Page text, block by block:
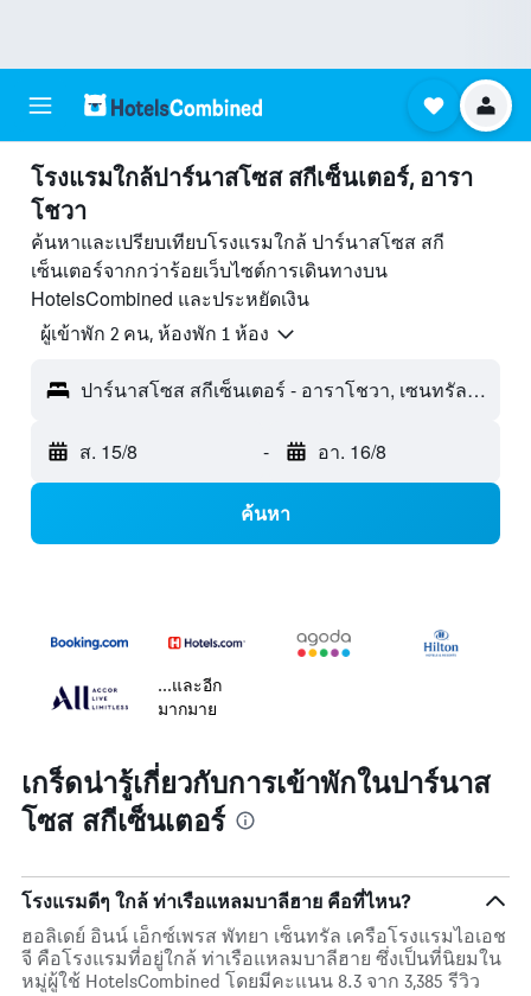
โรงแรมใกล้ปาร์นาสโซส สกีเซ็นเตอร์, อารา
โชวา
ค้นหาและเปรียบเทียบโรงแรมใกล้ ปาร์นาสโซส สกี
เซ็นเตอร์จากกว่าร้อยเว็บไซต์การเดินทางบน
HotelsCombined และประหยัดเงิน
ผู้เข้าพัก 2 คน, ห้องพัก 1 ห้อง
ปาร์นาสโซส สกีเซ็นเตอร์ - อาราโชวา, เซนทรัลกรีซ, กรีซ
ส. 15/8 - อา. 16/8
ค้นหา
...และอีก
มากมาย
เกร็ดน่ารู้เกี่ยวกับการเข้าพักในปาร์นาส
โซส สกีเซ็นเตอร์
โรงแรมดีๆ ใกล้ ท่าเรือแหลมบาลีฮาย คือที่ไหน?
ฮอลิเดย์ อินน์ เอ็กซ์เพรส พัทยา เซ็นทรัล เครือโรงแรมไอเอช
จี คือโรงแรมที่อยู่ใกล้ ท่าเรือแหลมบาลีฮาย ซึ่งเป็นที่นิยมใน
หมู่ผู้ใช้ HotelsCombined โดยมีคะแนน 8.3 จาก 3,385 รีวิว